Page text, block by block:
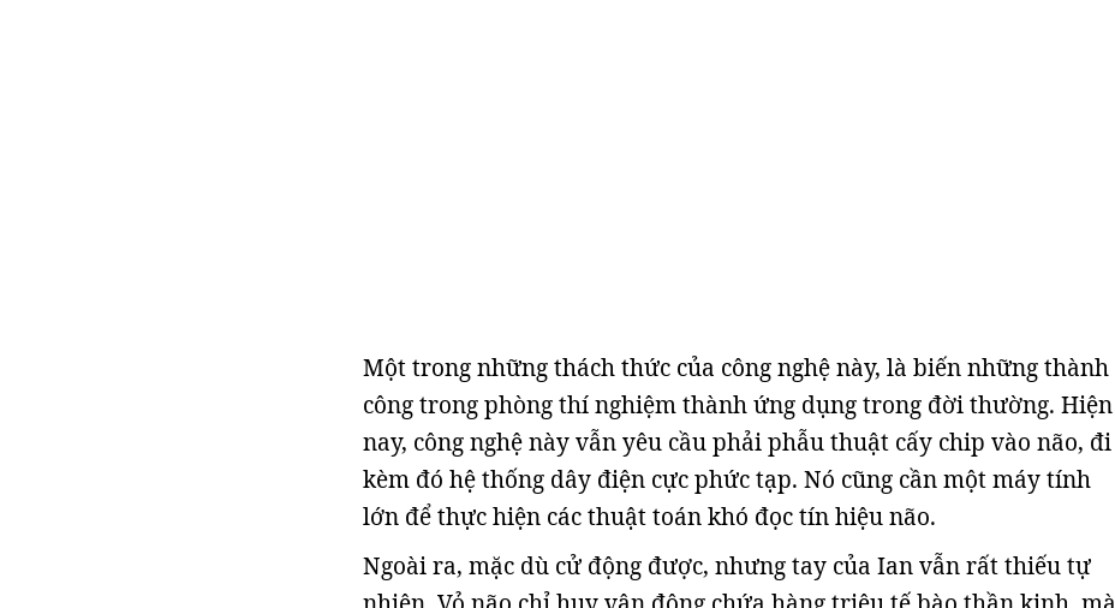
Một trong những thách thức của công nghệ này, là biến những thành
công trong phòng thí nghiệm thành ứng dụng trong đời thường. Hiện
nay, công nghệ này vẫn yêu cầu phải phẫu thuật cấy chip vào não, đi
kèm đó hệ thống dây điện cực phức tạp. Nó cũng cần một máy tính
lớn để thực hiện các thuật toán khó đọc tín hiệu não.
Ngoài ra, mặc dù cử động được, nhưng tay của Ian vẫn rất thiếu tự